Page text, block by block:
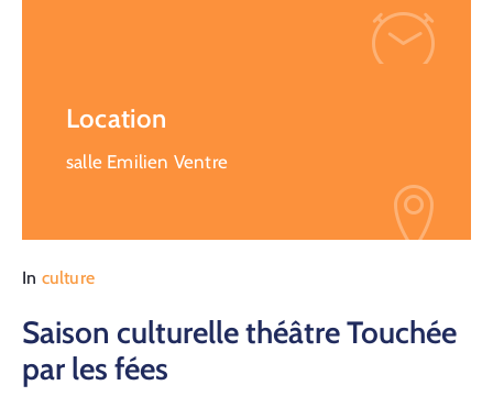
Location
salle Emilien Ventre
In culture
Saison culturelle théâtre Touchée
par les fées